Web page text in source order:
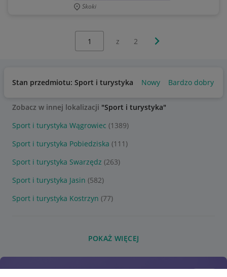
Skoki
z 2 Następna strona
Stan przedmiotu: Sport i turystyka Nowy Bardzo dobry
Zobacz w innej lokalizacji "Sport i turystyka"
Sport i turystyka Wągrowiec (1389)
Sport i turystyka Pobiedziska (111)
Sport i turystyka Swarzędz (263)
Sport i turystyka Jasin (582)
Sport i turystyka Kostrzyn (77)
POKAŻ WIĘCEJ